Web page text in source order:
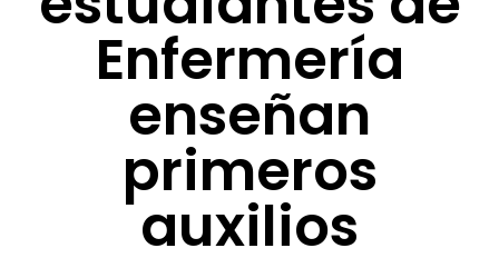
Enfermería
enseñan
primeros
auxilios